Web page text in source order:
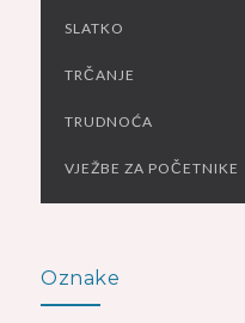
SLATKO
TRČANJE
TRUDNOĆA
VJEŽBE ZA POČETNIKE
Oznake